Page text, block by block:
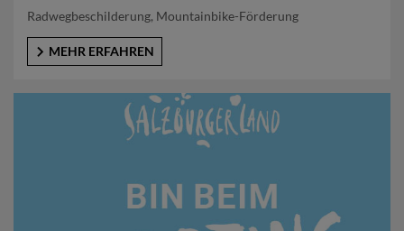
Radwegbeschilderung, Mountainbike-Förderung
MEHR ERFAHREN